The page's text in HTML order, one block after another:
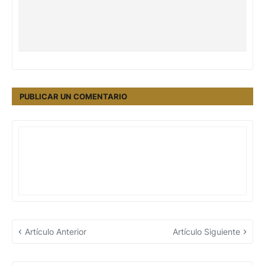
PUBLICAR UN COMENTARIO
Artículo Anterior Artículo Siguiente